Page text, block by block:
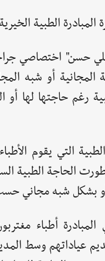
الطبية الخيرية
حسن" اختصاصي
المجانية أو شبه
رغم حاجتها لها أو
التي يقوم
الحاجة الطبية
أو بشكل شبه مجاني
المبادرة أطباء
عياداتهم وسط